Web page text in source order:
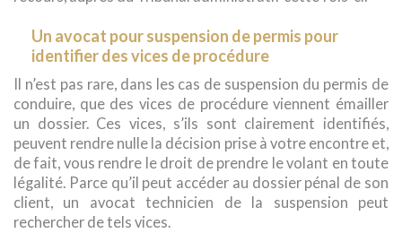
Un avocat pour suspension de permis pour
identifier des vices de procédure
Il n’est pas rare, dans les cas de suspension du permis de
conduire, que des vices de procédure viennent émailler
un dossier. Ces vices, s’ils sont clairement identifiés,
peuvent rendre nulle la décision prise à votre encontre et,
de fait, vous rendre le droit de prendre le volant en toute
légalité. Parce qu’il peut accéder au dossier pénal de son
client, un avocat technicien de la suspension peut
rechercher de tels vices.